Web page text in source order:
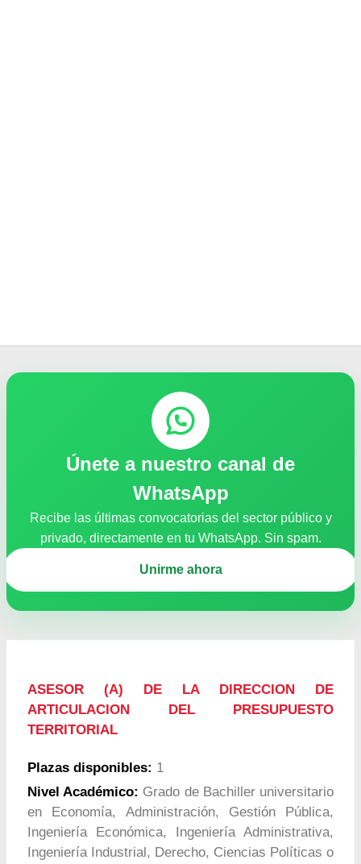
Únete a nuestro canal de
WhatsApp
Recibe las últimas convocatorias del sector público y
privado, directamente en tu WhatsApp. Sin spam.
Unirme ahora
ASESOR (A) DE LA DIRECCION DE
ARTICULACION DEL PRESUPUESTO
TERRITORIAL
Plazas disponibles: 1
Nivel Académico: Grado de Bachiller universitario
en Economía, Administración, Gestión Pública,
Ingeniería Económica, Ingeniería Administrativa,
Ingeniería Industrial, Derecho, Ciencias Políticas o